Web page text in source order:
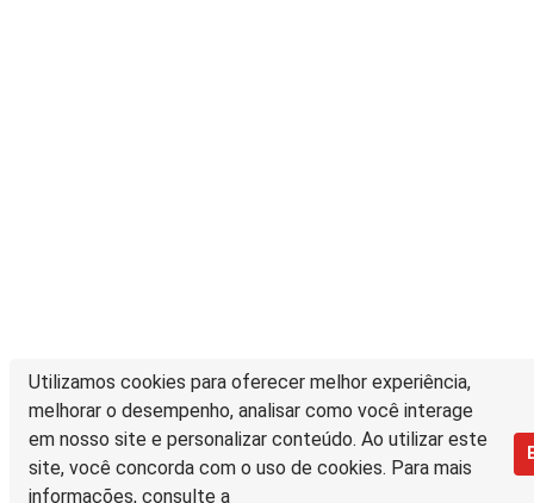
Utilizamos cookies para oferecer melhor experiência,
melhorar o desempenho, analisar como você interage
em nosso site e personalizar conteúdo. Ao utilizar este
site, você concorda com o uso de cookies. Para mais
informações, consulte a